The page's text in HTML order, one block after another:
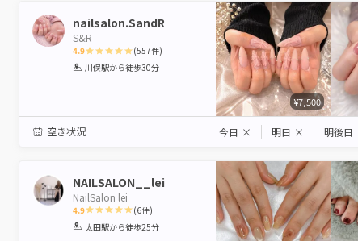
nailsalon.SandR
S&R
4.9
1 2 3 4 5
(557件)
川俣駅から徒歩30分
¥7,500
空き状況 今日 × 明日 × 明後日
NAILSALON__lei
NailSalon lei
4.9
1 2 3 4 5
(6件)
太田駅から徒歩25分